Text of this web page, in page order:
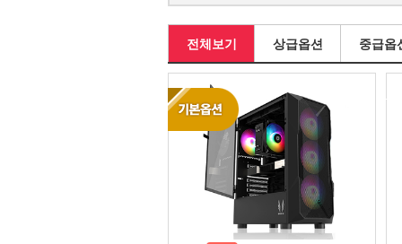
전체보기 상급옵션 중급옵